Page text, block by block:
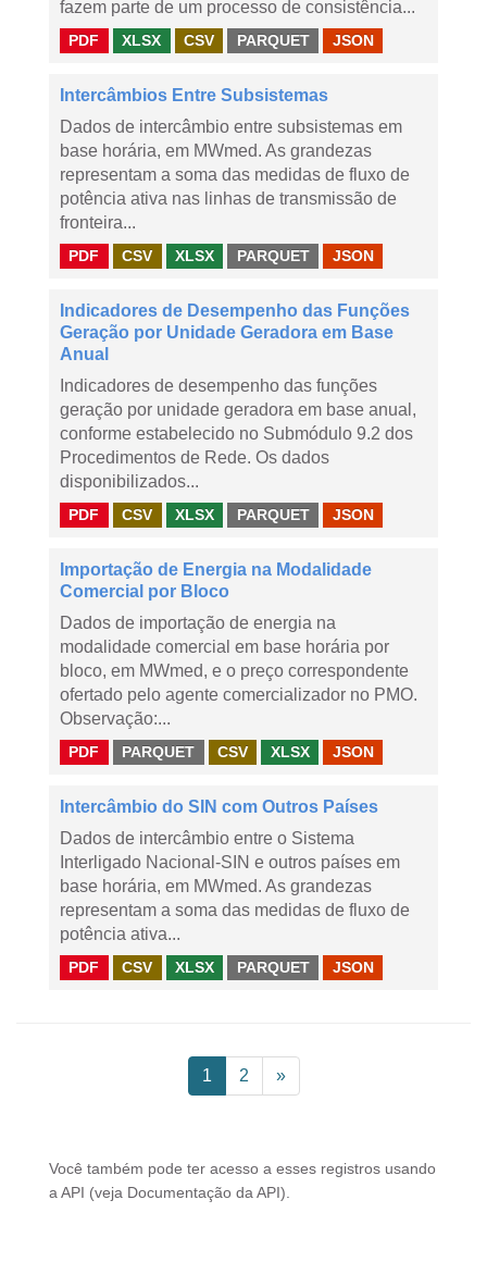
fazem parte de um processo de consistência...
PDF XLSX CSV PARQUET JSON
Intercâmbios Entre Subsistemas
Dados de intercâmbio entre subsistemas em
base horária, em MWmed. As grandezas
representam a soma das medidas de fluxo de
potência ativa nas linhas de transmissão de
fronteira...
PDF CSV XLSX PARQUET JSON
Indicadores de Desempenho das Funções
Geração por Unidade Geradora em Base
Anual
Indicadores de desempenho das funções
geração por unidade geradora em base anual,
conforme estabelecido no Submódulo 9.2 dos
Procedimentos de Rede. Os dados
disponibilizados...
PDF CSV XLSX PARQUET JSON
Importação de Energia na Modalidade
Comercial por Bloco
Dados de importação de energia na
modalidade comercial em base horária por
bloco, em MWmed, e o preço correspondente
ofertado pelo agente comercializador no PMO.
Observação:...
PDF PARQUET CSV XLSX JSON
Intercâmbio do SIN com Outros Países
Dados de intercâmbio entre o Sistema
Interligado Nacional-SIN e outros países em
base horária, em MWmed. As grandezas
representam a soma das medidas de fluxo de
potência ativa...
PDF CSV XLSX PARQUET JSON
1 2 »
Você também pode ter acesso a esses registros usando
a API (veja Documentação da API ).